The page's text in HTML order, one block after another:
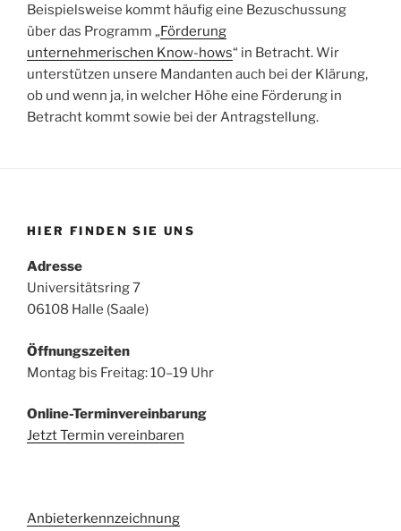
Beispielsweise kommt häufig eine Bezuschussung
über das Programm „Förderung
unternehmerischen Know-hows“ in Betracht. Wir
unterstützen unsere Mandanten auch bei der Klärung,
ob und wenn ja, in welcher Höhe eine Förderung in
Betracht kommt sowie bei der Antragstellung.
HIER FINDEN SIE UNS
Adresse
Universitätsring 7
06108 Halle (Saale)
Öffnungszeiten
Montag bis Freitag: 10–19 Uhr
Online-Terminvereinbarung
Jetzt Termin vereinbaren
Anbieterkennzeichnung